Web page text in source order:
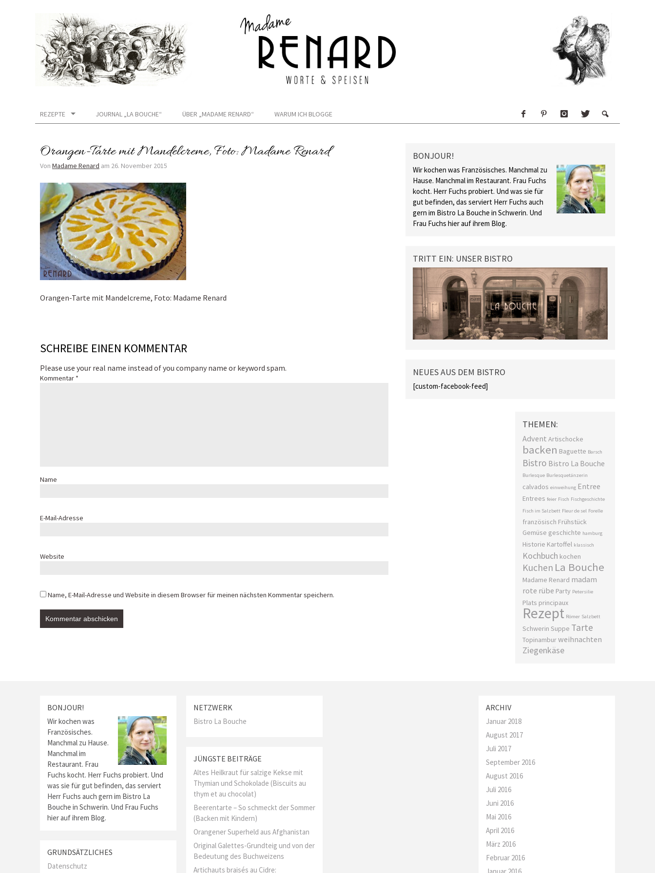
REZEPTE JOURNAL „LA BOUCHE“ ÜBER „MADAME RENARD“ WARUM ICH BLOGGE
Orangen-Tarte mit Mandelcreme, Foto: Madame Renard
Von Madame Renard am 26. November 2015
Orangen-Tarte mit Mandelcreme, Foto: Madame Renard
SCHREIBE EINEN KOMMENTAR
Please use your real name instead of you company name or keyword spam.
Kommentar *
Name
E-Mail-Adresse
Website
Name, E-Mail-Adresse und Website in diesem Browser für meinen nächsten Kommentar speichern.
BONJOUR!
Wir kochen was Französisches. Manchmal zu
Hause. Manchmal im Restaurant. Frau Fuchs
kocht. Herr Fuchs probiert. Und was sie für
gut befinden, das serviert Herr Fuchs auch
gern im Bistro La Bouche in Schwerin. Und
Frau Fuchs hier auf ihrem Blog.
TRITT EIN: UNSER BISTRO
NEUES AUS DEM BISTRO
[custom-facebook-feed]
THEMEN:
Advent Artischocke
backen Baguette Barsch
Bistro Bistro La Bouche
Burlesque Burlesquetänzerin
calvados einweihung Entree
Entrees feier Fisch Fischgeschichte
Fisch im Salzbett Fleur de sel Forelle
französisch Frühstück
Gemüse geschichte hamburg
Historie Kartoffel klassisch
Kochbuch kochen
Kuchen La Bouche
Madame Renard madam
rote rübe Party Petersilie
Plats principaux
Rezept Römer Salzbett
Schwerin Suppe Tarte
Topinamburweihnachten
Ziegenkäse
BONJOUR!
Wir kochen was
Französisches.
Manchmal zu Hause.
Manchmal im
Restaurant. Frau
Fuchs kocht. Herr Fuchs probiert. Und
was sie für gut befinden, das serviert
Herr Fuchs auch gern im Bistro La
Bouche in Schwerin. Und Frau Fuchs
hier auf ihrem Blog.
GRUNDSÄTZLICHES
Datenschutz
NETZWERK
Bistro La Bouche
JÜNGSTE BEITRÄGE
Altes Heilkraut für salzige Kekse mit
Thymian und Schokolade (Biscuits au
thym et au chocolat)
Beerentarte – So schmeckt der Sommer
(Backen mit Kindern)
Orangener Superheld aus Afghanistan
Original Galettes-Grundteig und von der
Bedeutung des Buchweizens
Artichauts braisés au Cidre:
ARCHIV
Januar 2018
August 2017
Juli 2017
September 2016
August 2016
Juli 2016
Juni 2016
Mai 2016
April 2016
März 2016
Februar 2016